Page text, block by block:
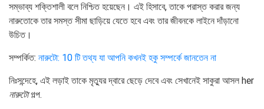
সম্ভাব্য শক্তিশালী বলে নিশ্চিত হয়েছেন। এই হিসাবে, তাকে পরাস্ত করার জন্য
নারুতোকে তার সমস্ত সীমা ছাড়িয়ে যেতে হবে এবং তার জীবনকে লাইনে দাঁড়ানো
উচিত।
সম্পর্কিত: নারুটো: 10 টি তথ্য যা আপনি কখনই হকু সম্পর্কে জানতেন না
নিঃসন্দেহে, এই লড়াই তাকে মৃত্যুর দ্বারে ছেড়ে দেবে এবং সেখানেই সাকুরা আসল her
নারুটোগল্প.